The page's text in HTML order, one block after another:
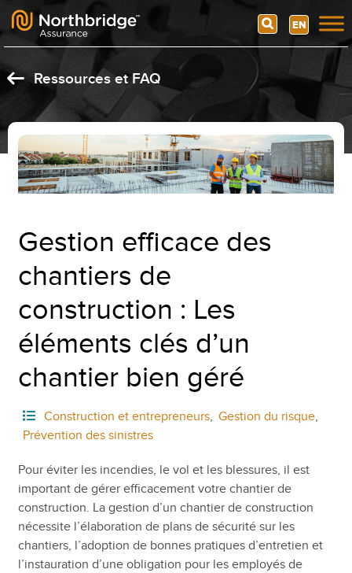
Skip to content
Search EN
Ressources et FAQ
Gestion efficace des
chantiers de
construction : Les
éléments clés d’un
chantier bien géré
Construction et entrepreneurs, Gestion du risque,
Prévention des sinistres
Pour éviter les incendies, le vol et les blessures, il est
important de gérer efficacement votre chantier de
construction. La gestion d’un chantier de construction
nécessite l’élaboration de plans de sécurité sur les
chantiers, l’adoption de bonnes pratiques d’entretien et
l’instauration d’une obligation pour les employés de